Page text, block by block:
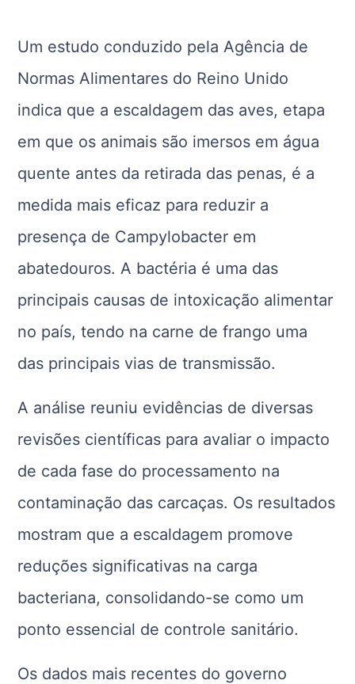
Um estudo conduzido pela Agência de
Normas Alimentares do Reino Unido
indica que a escaldagem das aves, etapa
em que os animais são imersos em água
quente antes da retirada das penas, é a
medida mais eficaz para reduzir a
presença de Campylobacter em
abatedouros. A bactéria é uma das
principais causas de intoxicação alimentar
no país, tendo na carne de frango uma
das principais vias de transmissão.
A análise reuniu evidências de diversas
revisões científicas para avaliar o impacto
de cada fase do processamento na
contaminação das carcaças. Os resultados
mostram que a escaldagem promove
reduções significativas na carga
bacteriana, consolidando-se como um
ponto essencial de controle sanitário.
Os dados mais recentes do governo